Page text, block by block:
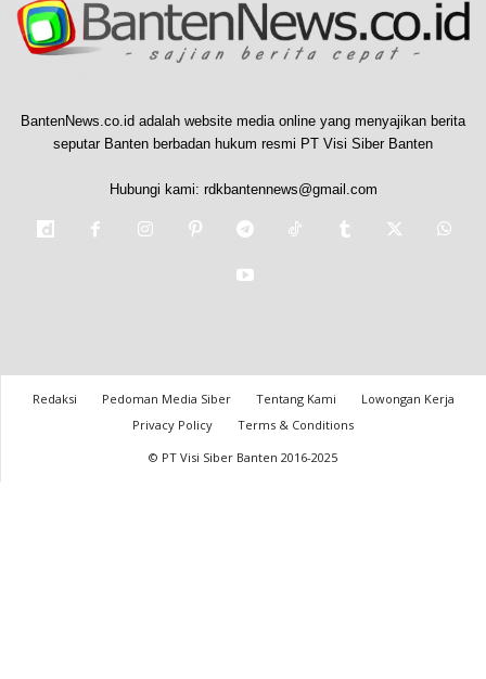
BantenNews.co.id adalah website media online yang menyajikan berita
seputar Banten berbadan hukum resmi PT Visi Siber Banten
Hubungi kami: rdkbantennews@gmail.com
Redaksi Pedoman Media Siber Tentang Kami
Lowongan Kerja
Privacy Policy
Terms & Conditions
© PT Visi Siber Banten 2016-2025